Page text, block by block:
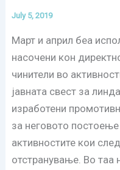
July 5, 2019
Март и април беа
насочени кон
чинители во
јавната свест за
изработени
за неговото
активностите кои
отстранување. Во таа